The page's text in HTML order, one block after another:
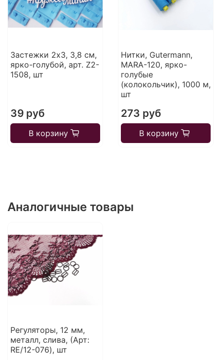
Застежки 2х3, 3,8 см,
ярко-голубой, арт. Z2-
1508, шт
39 руб
В корзину
Нитки, Gutermann,
MARA-120, ярко-
голубые
(колокольчик), 1000 м,
шт
273 руб
В корзину
Аналогичные товары
Регуляторы, 12 мм,
металл, слива, (Арт:
RE/12-076), шт